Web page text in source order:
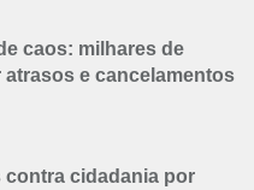
caos: milhares de
e cancelamentos
cidadania por